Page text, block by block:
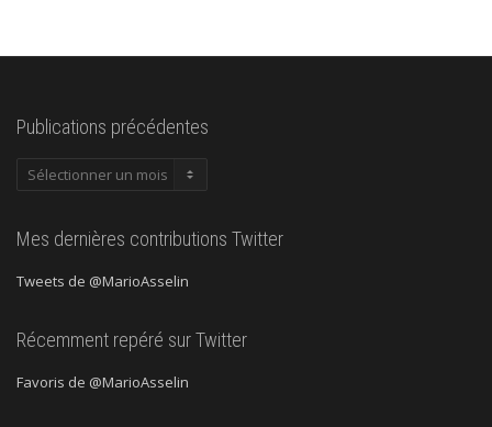
Publications précédentes
Publications
Mes dernières contributions Twitter
Tweets de @MarioAsselin
Récemment repéré sur Twitter
Favoris de @MarioAsselin